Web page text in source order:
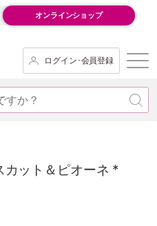
オンラインショップ
ログイン･会員登録
ット＆ピオーネ *